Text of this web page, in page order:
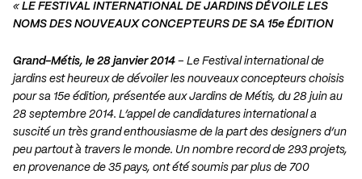
« LE FESTIVAL INTERNATIONAL DE JARDINS DÉVOILE LES
NOMS DES NOUVEAUX CONCEPTEURS DE SA 15e ÉDITION
Grand-Métis, le 28 janvier 2014 – Le Festival international de
jardins est heureux de dévoiler les nouveaux concepteurs choisis
pour sa 15e édition, présentée aux Jardins de Métis, du 28 juin au
28 septembre 2014. L’appel de candidatures international a
suscité un très grand enthousiasme de la part des designers d’un
peu partout à travers le monde. Un nombre record de 293 projets,
en provenance de 35 pays, ont été soumis par plus de 700